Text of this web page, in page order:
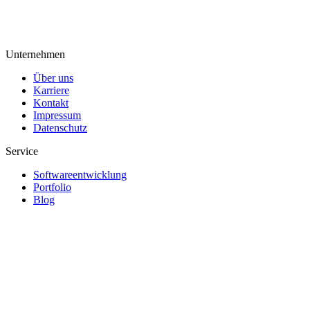
Unternehmen
Über uns
Karriere
Kontakt
Impressum
Datenschutz
Service
Softwareentwicklung
Portfolio
Blog